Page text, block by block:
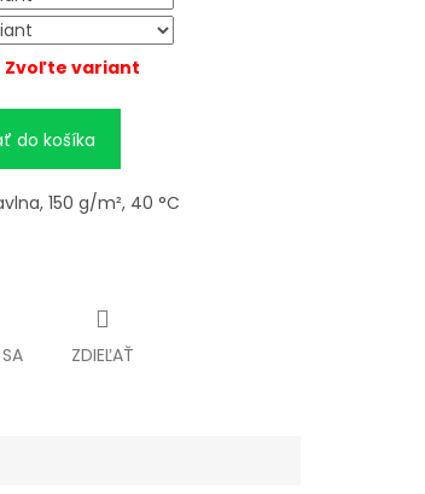
Zvoľte variant
do košíka
150 g/m², 40 °C
ZDIEĽAŤ